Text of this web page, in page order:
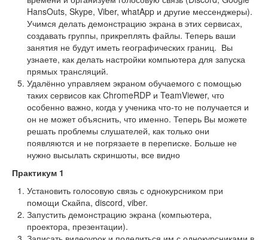
HansOuts, Skype, Viber, whatApp и другие мессенджеры).
Учимся делать демонстрацию экрана в этих сервисах,
создавать группы, прикреплять файлы. Теперь ваши
занятия не будут иметь географических границ. Вы
узнаете, как делать настройки компьютера для запуска
прямых трансляций.
Удалённо управляем экраном обучаемого с помощью
таких сервисов как ChromeRDP и TeamViewer, что
особенно важно, когда у ученика что-то не получается и
он не может объяснить, что именно. Теперь Вы можете
решать проблемы слушателей, как только они
появляются и не погрязаете в переписке. Больше не
нужно высылать скриншоты, все видно
Практикум 1
Установить голосовую связь с однокурсником при
помощи Скайпа, discord, viber.
Запустить демонстрацию экрана (компьютера,
проектора, презентации).